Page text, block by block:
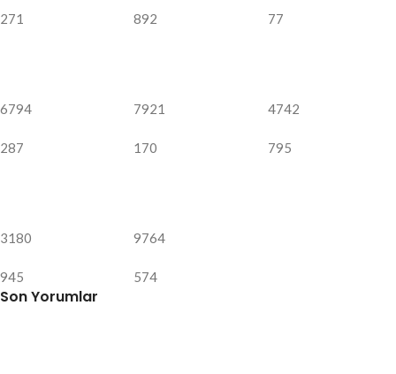
271 892 77
6794
287
7921
170
4742
795
3180
945
9764
574
Son Yorumlar